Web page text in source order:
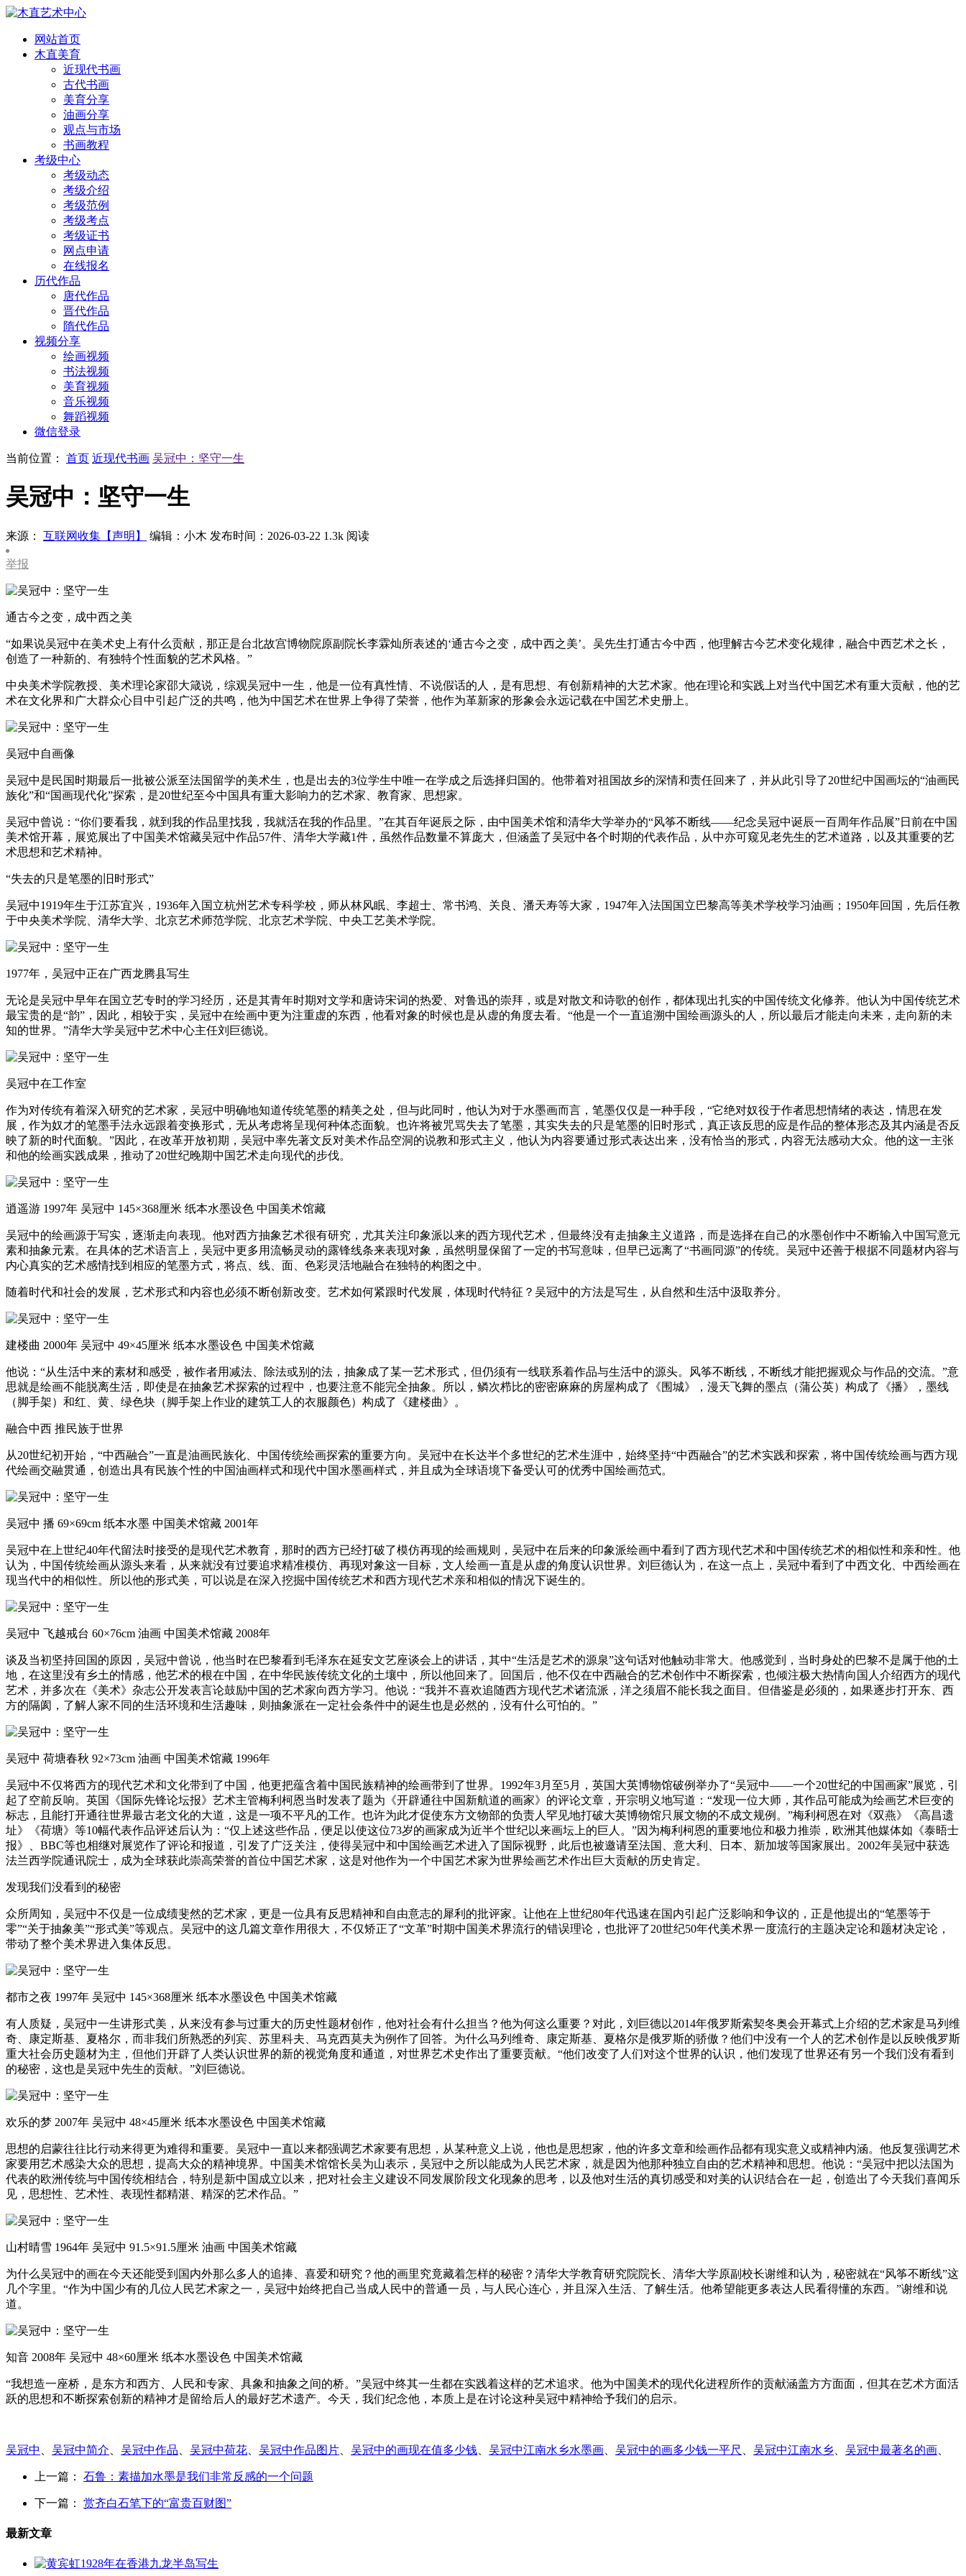
网站首页
木直美育
近现代书画
古代书画
美育分享
油画分享
观点与市场
书画教程
考级中心
考级动态
考级介绍
考级范例
考级考点
考级证书
网点申请
在线报名
历代作品
唐代作品
晋代作品
隋代作品
视频分享
绘画视频
书法视频
美育视频
音乐视频
舞蹈视频
微信登录
当前位置： 首页 近现代书画 吴冠中：坚守一生
吴冠中：坚守一生
来源： 互联网收集【声明】 编辑：小木 发布时间：2026-03-22 1.3k 阅读
举报
通古今之变，成中西之美
“如果说吴冠中在美术史上有什么贡献，那正是台北故宫博物院原副院长李霖灿所表述的‘通古今之变，成中西之美’。吴先生打通古今中西，他理解古今艺术变化规律，融合中西艺术之长，
创造了一种新的、有独特个性面貌的艺术风格。”
中央美术学院教授、美术理论家邵大箴说，综观吴冠中一生，他是一位有真性情、不说假话的人，是有思想、有创新精神的大艺术家。他在理论和实践上对当代中国艺术有重大贡献，他的艺
术在文化界和广大群众心目中引起广泛的共鸣，他为中国艺术在世界上争得了荣誉，他作为革新家的形象会永远记载在中国艺术史册上。
吴冠中自画像
吴冠中是民国时期最后一批被公派至法国留学的美术生，也是出去的3位学生中唯一在学成之后选择归国的。他带着对祖国故乡的深情和责任回来了，并从此引导了20世纪中国画坛的“油画民
族化”和“国画现代化”探索，是20世纪至今中国具有重大影响力的艺术家、教育家、思想家。
吴冠中曾说：“你们要看我，就到我的作品里找我，我就活在我的作品里。”在其百年诞辰之际，由中国美术馆和清华大学举办的“风筝不断线——纪念吴冠中诞辰一百周年作品展”日前在中国
美术馆开幕，展览展出了中国美术馆藏吴冠中作品57件、清华大学藏1件，虽然作品数量不算庞大，但涵盖了吴冠中各个时期的代表作品，从中亦可窥见老先生的艺术道路，以及其重要的艺
术思想和艺术精神。
“失去的只是笔墨的旧时形式”
吴冠中1919年生于江苏宜兴，1936年入国立杭州艺术专科学校，师从林风眠、李超士、常书鸿、关良、潘天寿等大家，1947年入法国国立巴黎高等美术学校学习油画；1950年回国，先后任教
于中央美术学院、清华大学、北京艺术师范学院、北京艺术学院、中央工艺美术学院。
1977年，吴冠中正在广西龙腾县写生
无论是吴冠中早年在国立艺专时的学习经历，还是其青年时期对文学和唐诗宋词的热爱、对鲁迅的崇拜，或是对散文和诗歌的创作，都体现出扎实的中国传统文化修养。他认为中国传统艺术
最宝贵的是“韵”，因此，相较于实，吴冠中在绘画中更为注重虚的东西，他看对象的时候也是从虚的角度去看。“他是一个一直追溯中国绘画源头的人，所以最后才能走向未来，走向新的未
知的世界。”清华大学吴冠中艺术中心主任刘巨德说。
吴冠中在工作室
作为对传统有着深入研究的艺术家，吴冠中明确地知道传统笔墨的精美之处，但与此同时，他认为对于水墨画而言，笔墨仅仅是一种手段，“它绝对奴役于作者思想情绪的表达，情思在发
展，作为奴才的笔墨手法永远跟着变换形式，无从考虑将呈现何种体态面貌。也许将被咒骂失去了笔墨，其实失去的只是笔墨的旧时形式，真正该反思的应是作品的整体形态及其内涵是否反
映了新的时代面貌。”因此，在改革开放初期，吴冠中率先著文反对美术作品空洞的说教和形式主义，他认为内容要通过形式表达出来，没有恰当的形式，内容无法感动大众。他的这一主张
和他的绘画实践成果，推动了20世纪晚期中国艺术走向现代的步伐。
逍遥游 1997年 吴冠中 145×368厘米 纸本水墨设色 中国美术馆藏
吴冠中的绘画源于写实，逐渐走向表现。他对西方抽象艺术很有研究，尤其关注印象派以来的西方现代艺术，但最终没有走抽象主义道路，而是选择在自己的水墨创作中不断输入中国写意元
素和抽象元素。在具体的艺术语言上，吴冠中更多用流畅灵动的露锋线条来表现对象，虽然明显保留了一定的书写意味，但早已远离了“书画同源”的传统。吴冠中还善于根据不同题材内容与
内心真实的艺术感情找到相应的笔墨方式，将点、线、面、色彩灵活地融合在独特的构图之中。
随着时代和社会的发展，艺术形式和内容也必须不断创新改变。艺术如何紧跟时代发展，体现时代特征？吴冠中的方法是写生，从自然和生活中汲取养分。
建楼曲 2000年 吴冠中 49×45厘米 纸本水墨设色 中国美术馆藏
他说：“从生活中来的素材和感受，被作者用减法、除法或别的法，抽象成了某一艺术形式，但仍须有一线联系着作品与生活中的源头。风筝不断线，不断线才能把握观众与作品的交流。”意
思就是绘画不能脱离生活，即使是在抽象艺术探索的过程中，也要注意不能完全抽象。所以，鳞次栉比的密密麻麻的房屋构成了《围城》，漫天飞舞的墨点（蒲公英）构成了《播》，墨线
（脚手架）和红、黄、绿色块（脚手架上作业的建筑工人的衣服颜色）构成了《建楼曲》。
融合中西 推民族于世界
从20世纪初开始，“中西融合”一直是油画民族化、中国传统绘画探索的重要方向。吴冠中在长达半个多世纪的艺术生涯中，始终坚持“中西融合”的艺术实践和探索，将中国传统绘画与西方现
代绘画交融贯通，创造出具有民族个性的中国油画样式和现代中国水墨画样式，并且成为全球语境下备受认可的优秀中国绘画范式。
吴冠中 播 69×69cm 纸本水墨 中国美术馆藏 2001年
吴冠中在上世纪40年代留法时接受的是现代艺术教育，那时的西方已经打破了模仿再现的绘画规则，吴冠中在后来的印象派绘画中看到了西方现代艺术和中国传统艺术的相似性和亲和性。他
认为，中国传统绘画从源头来看，从来就没有过要追求精准模仿、再现对象这一目标，文人绘画一直是从虚的角度认识世界。刘巨德认为，在这一点上，吴冠中看到了中西文化、中西绘画在
现当代中的相似性。所以他的形式美，可以说是在深入挖掘中国传统艺术和西方现代艺术亲和相似的情况下诞生的。
吴冠中 飞越戒台 60×76cm 油画 中国美术馆藏 2008年
谈及当初坚持回国的原因，吴冠中曾说，他当时在巴黎看到毛泽东在延安文艺座谈会上的讲话，其中“生活是艺术的源泉”这句话对他触动非常大。他感觉到，当时身处的巴黎不是属于他的土
地，在这里没有乡土的情感，他艺术的根在中国，在中华民族传统文化的土壤中，所以他回来了。回国后，他不仅在中西融合的艺术创作中不断探索，也倾注极大热情向国人介绍西方的现代
艺术，并多次在《美术》杂志公开发表言论鼓励中国的艺术家向西方学习。他说：“我并不喜欢追随西方现代艺术诸流派，洋之须眉不能长我之面目。但借鉴是必须的，如果逐步打开东、西
方的隔阂，了解人家不同的生活环境和生活趣味，则抽象派在一定社会条件中的诞生也是必然的，没有什么可怕的。”
吴冠中 荷塘春秋 92×73cm 油画 中国美术馆藏 1996年
吴冠中不仅将西方的现代艺术和文化带到了中国，他更把蕴含着中国民族精神的绘画带到了世界。1992年3月至5月，英国大英博物馆破例举办了“吴冠中——一个20世纪的中国画家”展览，引
起了空前反响。英国《国际先锋论坛报》艺术主管梅利柯恩当时发表了题为《开辟通往中国新航道的画家》的评论文章，开宗明义地写道：“发现一位大师，其作品可能成为绘画艺术巨变的
标志，且能打开通往世界最古老文化的大道，这是一项不平凡的工作。也许为此才促使东方文物部的负责人罕见地打破大英博物馆只展文物的不成文规例。”梅利柯恩在对《双燕》《高昌遗
址》《荷塘》等10幅代表作品评述后认为：“仅上述这些作品，便足以使这位73岁的画家成为近半个世纪以来画坛上的巨人。”因为梅利柯恩的重要地位和极力推崇，欧洲其他媒体如《泰晤士
报》、BBC等也相继对展览作了评论和报道，引发了广泛关注，使得吴冠中和中国绘画艺术进入了国际视野，此后也被邀请至法国、意大利、日本、新加坡等国家展出。2002年吴冠中获选
法兰西学院通讯院士，成为全球获此崇高荣誉的首位中国艺术家，这是对他作为一个中国艺术家为世界绘画艺术作出巨大贡献的历史肯定。
发现我们没看到的秘密
众所周知，吴冠中不仅是一位成绩斐然的艺术家，更是一位具有反思精神和自由意志的犀利的批评家。让他在上世纪80年代迅速在国内引起广泛影响和争议的，正是他提出的“笔墨等于
零”“关于抽象美”“形式美”等观点。吴冠中的这几篇文章作用很大，不仅矫正了“文革”时期中国美术界流行的错误理论，也批评了20世纪50年代美术界一度流行的主题决定论和题材决定论，
带动了整个美术界进入集体反思。
都市之夜 1997年 吴冠中 145×368厘米 纸本水墨设色 中国美术馆藏
有人质疑，吴冠中一生讲形式美，从来没有参与过重大的历史性题材创作，他对社会有什么担当？他为何这么重要？对此，刘巨德以2014年俄罗斯索契冬奥会开幕式上介绍的艺术家是马列维
奇、康定斯基、夏格尔，而非我们所熟悉的列宾、苏里科夫、马克西莫夫为例作了回答。为什么马列维奇、康定斯基、夏格尔是俄罗斯的骄傲？他们中没有一个人的艺术创作是以反映俄罗斯
重大社会历史题材为主，但他们开辟了人类认识世界的新的视觉角度和通道，对世界艺术史作出了重要贡献。“他们改变了人们对这个世界的认识，他们发现了世界还有另一个我们没有看到
的秘密，这也是吴冠中先生的贡献。”刘巨德说。
欢乐的梦 2007年 吴冠中 48×45厘米 纸本水墨设色 中国美术馆藏
思想的启蒙往往比行动来得更为难得和重要。吴冠中一直以来都强调艺术家要有思想，从某种意义上说，他也是思想家，他的许多文章和绘画作品都有现实意义或精神内涵。他反复强调艺术
家要用艺术感染大众的思想，提高大众的精神境界。中国美术馆馆长吴为山表示，吴冠中之所以能成为人民艺术家，就是因为他那种独立自由的艺术精神和思想。他说：“吴冠中把以法国为
代表的欧洲传统与中国传统相结合，特别是新中国成立以来，把对社会主义建设不同发展阶段文化现象的思考，以及他对生活的真切感受和对美的认识结合在一起，创造出了今天我们喜闻乐
见，思想性、艺术性、表现性都精湛、精深的艺术作品。”
山村晴雪 1964年 吴冠中 91.5×91.5厘米 油画 中国美术馆藏
为什么吴冠中的画在今天还能受到国内外那么多人的追捧、喜爱和研究？他的画里究竟藏着怎样的秘密？清华大学教育研究院院长、清华大学原副校长谢维和认为，秘密就在“风筝不断线”这
几个字里。“作为中国少有的几位人民艺术家之一，吴冠中始终把自己当成人民中的普通一员，与人民心连心，并且深入生活、了解生活。他希望能更多表达人民看得懂的东西。”谢维和说
道。
知音 2008年 吴冠中 48×60厘米 纸本水墨设色 中国美术馆藏
“我想造一座桥，是东方和西方、人民和专家、具象和抽象之间的桥。”吴冠中终其一生都在实践着这样的艺术追求。他为中国美术的现代化进程所作的贡献涵盖方方面面，但其在艺术方面活
跃的思想和不断探索创新的精神才是留给后人的最好艺术遗产。今天，我们纪念他，本质上是在讨论这种吴冠中精神给予我们的启示。
吴冠中 吴冠中简介 吴冠中作品 吴冠中荷花 吴冠中作品图片 吴冠中的画现在值多少钱 吴冠中江南水乡水墨画 吴冠中的画多少钱一平尺 吴冠中江南水乡 吴冠中最著名的画
上一篇： 石鲁：素描加水墨是我们非常反感的一个问题
下一篇： 赏齐白石笔下的“富贵百财图”
最新文章